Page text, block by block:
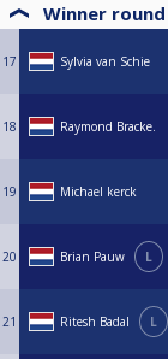
Winner round
17 Sylvia van Schie
18 Raymond Bracke.
19 Michael kerck
20 Brian Pauw L
21 Ritesh Badal L